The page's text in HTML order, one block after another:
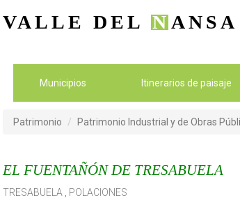
VALLE DEL NANSA
Municipios Itinerarios de paisaje
Patrimonio Patrimonio Industrial y de Obras
EL FUENTAÑÓN DE TRESABUELA
TRESABUELA
POLACIONES